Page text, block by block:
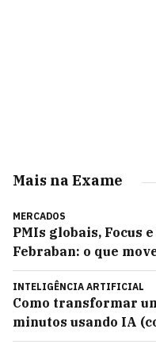
Mais na Exame
MERCADOS
PMIs globais, Focus
Febraban: o que
INTELIGÊNCIA ARTIFICIAL
Como transformar
minutos usando IA